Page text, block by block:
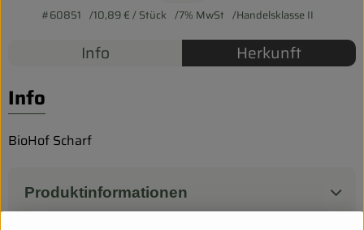
#60851 10,89 €/ Stück 7% MwSt Handelsklasse II
Info Herkunft
Info
BioHof Scharf
Produktinformationen